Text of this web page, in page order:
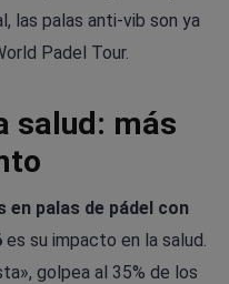
las palas anti-vib son ya
Padel Tour.
salud: más
en palas de pádel con
es su impacto en la salud.
golpea al 35% de los